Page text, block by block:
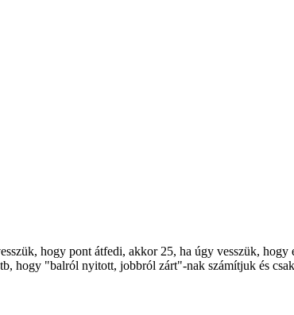
hogy pont átfedi, akkor 25, ha úgy vesszük, hogy
hogy "balról nyitott, jobbról zárt"-nak számítjuk és